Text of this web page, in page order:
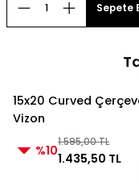
Sepete
15x20 Curved
Vizon
%10
1.595,00 TL
1.435,50 TL